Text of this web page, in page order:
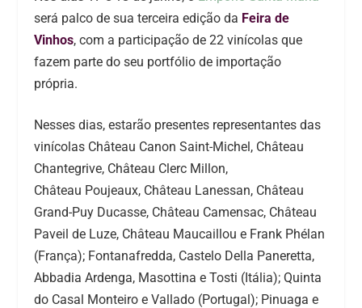
será palco de sua terceira edição da Feira de
Vinhos, com a participação de 22 vinícolas que
fazem parte do seu portfólio de importação
própria.
Nesses dias, estarão presentes representantes das
vinícolas Château Canon Saint-Michel, Château
Chantegrive, Château Clerc Millon,
Château Poujeaux, Château Lanessan, Château
Grand-Puy Ducasse, Château Camensac, Château
Paveil de Luze, Château Maucaillou e Frank Phélan
(França); Fontanafredda, Castelo Della Paneretta,
Abbadia Ardenga, Masottina e Tosti (Itália); Quinta
do Casal Monteiro e Vallado (Portugal); Pinuaga e